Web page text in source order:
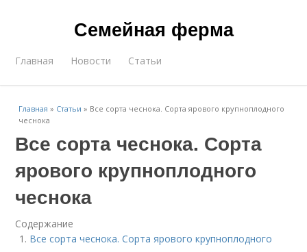
Семейная ферма
Главная Новости Статьи
Главная » Статьи » Все сорта чеснока. Сорта ярового крупноплодного
чеснока
Все сорта чеснока. Сорта
ярового крупноплодного
чеснока
Содержание
Все сорта чеснока. Сорта ярового крупноплодного